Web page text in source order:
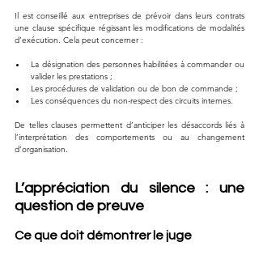
Il est conseillé aux entreprises de prévoir dans leurs contrats
une clause spécifique régissant les modifications de modalités
d’exécution. Cela peut concerner :
La désignation des personnes habilitées à commander ou
valider les prestations ;
Les procédures de validation ou de bon de commande ;
Les conséquences du non-respect des circuits internes.
De telles clauses permettent d’anticiper les désaccords liés à
l’interprétation des comportements ou au changement
d’organisation.
L’appréciation du silence : une
question de preuve
Ce que doit démontrer le juge